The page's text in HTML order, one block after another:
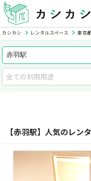
カシカシ レンタルスペース 東京都
【赤羽駅】人気のレン